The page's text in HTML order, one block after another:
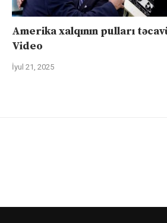
Amerika xalqının pulları
Video
İyul 21, 2025